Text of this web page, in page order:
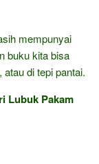
mempunyai
buku kita bisa
di tepi pantai.
Lubuk Pakam